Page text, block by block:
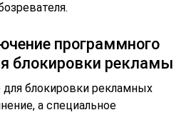
программного
блокировки рекламы
для блокировки рекламных
а специальное